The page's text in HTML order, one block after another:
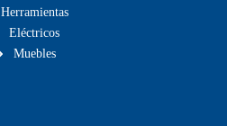
Herramientas
Eléctricos
Muebles